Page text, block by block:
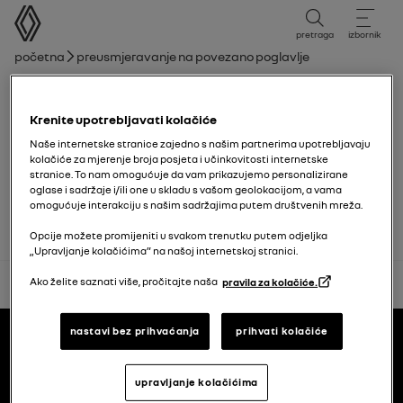
korisnički priručnik
pretraga izbornik
mrvice
Početna Preusmjeravanje na povezano poglavlje
Automatska parkirna kočnica
Autohold
natrag na vrh
Podnožje
korisnički priručnici
Krenite upotrebljavati kolačiće
Naše internetske stranice zajedno s našim partnerima upotrebljavaju
kolačiće za mjerenje broja posjeta i učinkovitosti internetske
stranice. To nam omogućuje da vam prikazujemo personalizirane
oglase i sadržaje i/ili one u skladu s vašom geolokacijom, a vama
omogućuje interakciju s našim sadržajima putem društvenih mreža.
Opcije možete promijeniti u svakom trenutku putem odjeljka
„Upravljanje kolačićima” na našoj internetskoj stranici.
Ako želite saznati više, pročitajte naša pravila za kolačiće.
nastavi bez prihvaćanja prihvati kolačiće
upravljanje kolačićima